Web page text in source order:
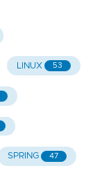
LINUX 53
SPRING 47